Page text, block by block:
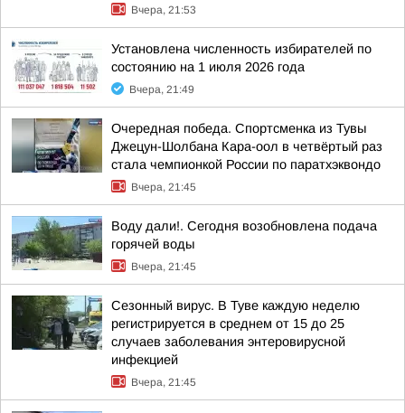
Вчера, 21:53
Установлена численность избирателей по
состоянию на 1 июля 2026 года
Вчера, 21:49
Очередная победа. Спортсменка из Тувы
Джецун-Шолбана Кара-оол в четвёртый раз
стала чемпионкой России по паратхэквондо
Вчера, 21:45
Воду дали!. Сегодня возобновлена подача
горячей воды
Вчера, 21:45
Сезонный вирус. В Туве каждую неделю
регистрируется в среднем от 15 до 25
случаев заболевания энтеровирусной
инфекцией
Вчера, 21:45